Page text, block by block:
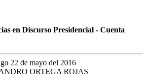
en Discurso Presidencial - Cuenta
22 de mayo del 2016
ORTEGA ROJAS